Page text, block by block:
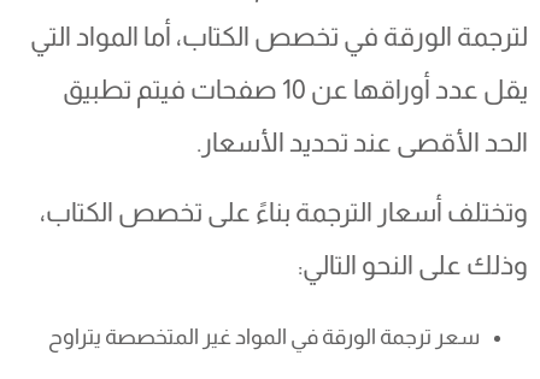
لترجمة الورقة في تخصص الكتاب، أما المواد التي
يقل عدد أوراقها عن 10 صفحات فيتم تطبيق
الحد الأقصى عند تحديد الأسعار.
وتختلف أسعار الترجمة بناءً على تخصص الكتاب،
وذلك على النحو التالي:
سعر ترجمة الورقة في المواد غير المتخصصة يتراوح